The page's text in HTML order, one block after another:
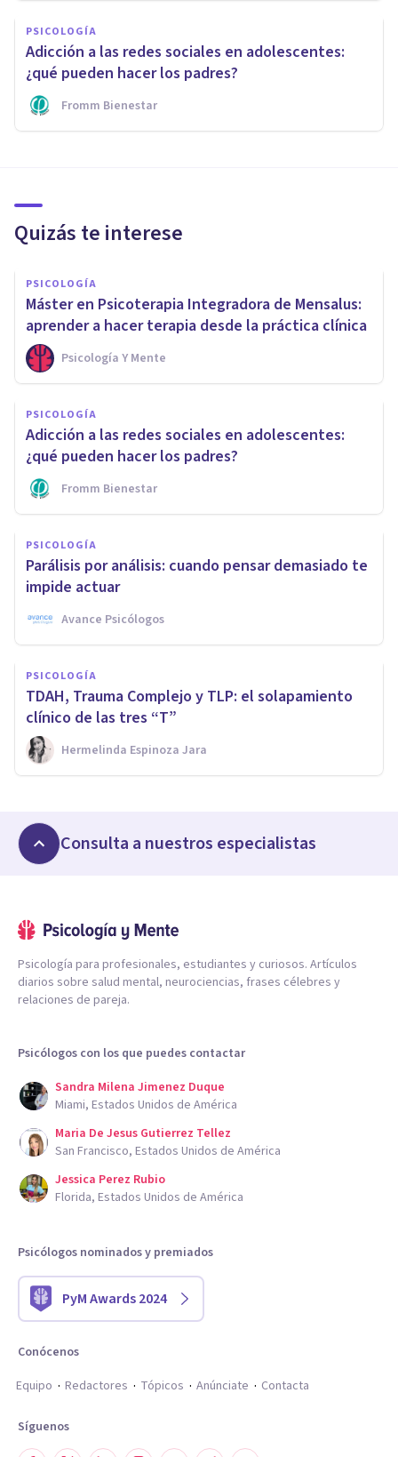
PSICOLOGÍA
Adicción a las redes sociales en adolescentes:
¿qué pueden hacer los padres?
Fromm Bienestar
Quizás te interese
PSICOLOGÍA
Máster en Psicoterapia Integradora de Mensalus:
aprender a hacer terapia desde la práctica clínica
Psicología Y Mente
PSICOLOGÍA
Adicción a las redes sociales en adolescentes:
¿qué pueden hacer los padres?
Fromm Bienestar
PSICOLOGÍA
Parálisis por análisis: cuando pensar demasiado te
impide actuar
Avance Psicólogos
PSICOLOGÍA
TDAH, Trauma Complejo y TLP: el solapamiento
clínico de las tres “T”
Hermelinda Espinoza Jara
Consulta a nuestros especialistas
Psicología para profesionales, estudiantes y curiosos. Artículos
diarios sobre salud mental, neurociencias, frases célebres y
relaciones de pareja.
Psicólogos con los que puedes contactar
Sandra Milena Jimenez Duque
Miami, Estados Unidos de América
Maria De Jesus Gutierrez Tellez
San Francisco, Estados Unidos de América
Jessica Perez Rubio
Florida, Estados Unidos de América
Psicólogos nominados y premiados
PyM Awards 2024
Conócenos
Equipo
Redactores Tópicos Anúnciate Contacta
Síguenos